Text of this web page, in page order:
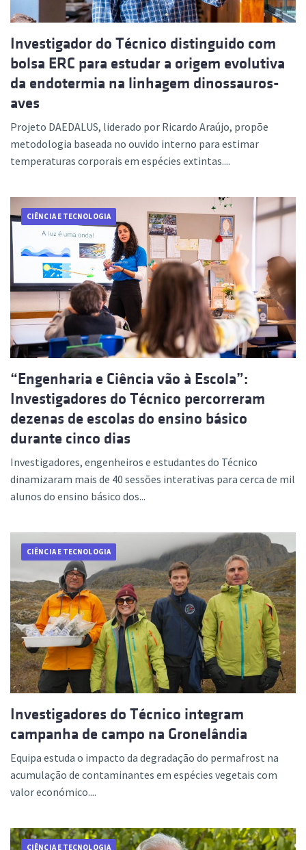
Investigador do Técnico distinguido com
bolsa ERC para estudar a origem evolutiva
da endotermia na linhagem dinossauros-
aves
Projeto DAEDALUS, liderado por Ricardo Araújo, propõe
metodologia baseada no ouvido interno para estimar
temperaturas corporais em espécies extintas....
CIÊNCIA E TECNOLOGIA
“Engenharia e Ciência vão à Escola”:
Investigadores do Técnico percorreram
dezenas de escolas do ensino básico
durante cinco dias
Investigadores, engenheiros e estudantes do Técnico
dinamizaram mais de 40 sessões interativas para cerca de mil
alunos do ensino básico dos...
CIÊNCIA E TECNOLOGIA
Investigadores do Técnico integram
campanha de campo na Gronelândia
Equipa estuda o impacto da degradação do permafrost na
acumulação de contaminantes em espécies vegetais com
valor económico....
CIÊNCIA E TECNOLOGIA